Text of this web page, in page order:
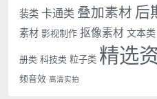
装类 卡通类 叠加素材 后
素材 影视制作 抠像素材 文本类
册类 科技类 粒子类 精选
频音效 高清实拍